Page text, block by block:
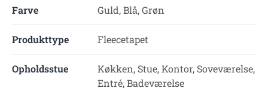
Farve Guld, Blå, Grøn
Produkttype Fleecetapet
Opholdsstue
Køkken, Stue, Kontor, Soveværelse,
Entré, Badeværelse